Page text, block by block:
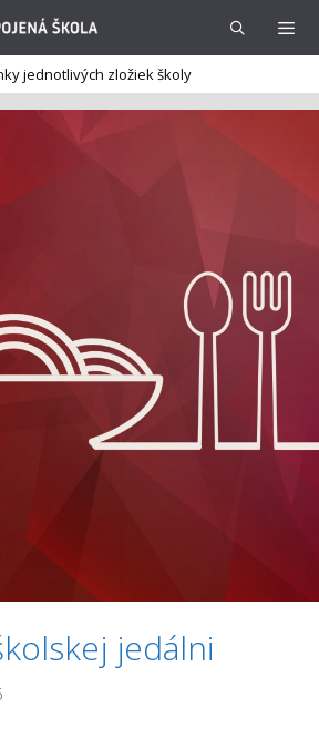
jednotlivých zložiek školy
jedálni